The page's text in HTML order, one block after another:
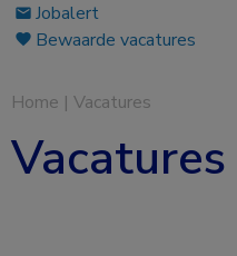
Jobalert
Bewaarde vacatures
Home | Vacatures
Vacatures